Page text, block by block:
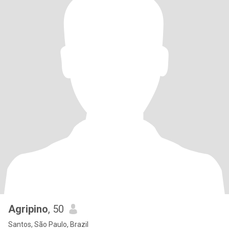
Agripino, 50
Santos, São Paulo, Brazil